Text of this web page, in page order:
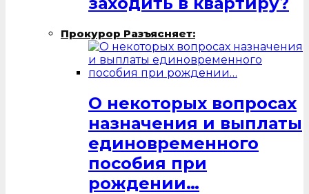
Прокурор Разъясняет:
О некоторых вопросах
назначения и выплаты
единовременного
пособия при
рождении…